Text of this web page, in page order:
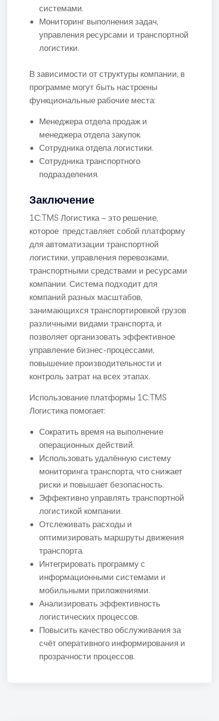
системами.
Мониторинг выполнения задач,
управления ресурсами и транспортной
логистики.
В зависимости от структуры компании, в
программе могут быть настроены
функциональные рабочие места:
Менеджера отдела продаж и
менеджера отдела закупок.
Сотрудника отдела логистики.
Сотрудника транспортного
подразделения.
Заключение
1С:TMS Логистика – это решение,
которое представляет собой платформу
для автоматизации транспортной
логистики, управления перевозками,
транспортными средствами и ресурсами
компании. Система подходит для
компаний разных масштабов,
занимающихся транспортировкой грузов
различными видами транспорта, и
позволяет организовать эффективное
управление бизнес-процессами,
повышение производительности и
контроль затрат на всех этапах.
Использование платформы 1С:TMS
Логистика помогает:
Сократить время на выполнение
операционных действий.
Использовать удалённую систему
мониторинга транспорта, что снижает
риски и повышает безопасность.
Эффективно управлять транспортной
логистикой компании.
Отслеживать расходы и
оптимизировать маршруты движения
транспорта.
Интегрировать программу с
информационными системами и
мобильными приложениями.
Анализировать эффективность
логистических процессов.
Повысить качество обслуживания за
счёт оперативного информирования и
прозрачности процессов.